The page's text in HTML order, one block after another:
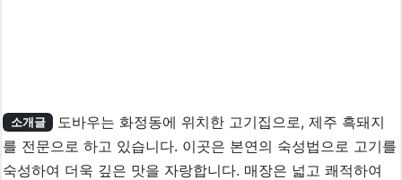
소개글
도바우는 화정동에 위치한 고기집으로, 제주 흑돼지
를 전문으로 하고 있습니다. 이곳은 본연의 숙성법으로 고기를
숙성하여 더욱 깊은 맛을 자랑합니다. 매장은 넓고 쾌적하여